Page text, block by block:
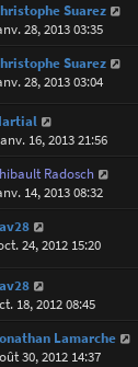
Suarez
28, 2013 03:35
Suarez
28, 2013 03:04
16, 2013 21:56
Radosch
14, 2013 08:32
24, 2012 15:20
18, 2012 08:45
Lamarche
30, 2012 14:37